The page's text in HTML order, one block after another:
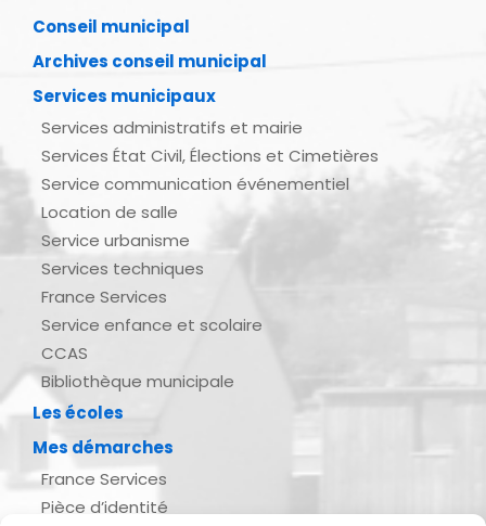
Conseil municipal
Archives conseil municipal
Services municipaux
Services administratifs et mairie
Services État Civil, Élections et Cimetières
Service communication événementiel
Location de salle
Service urbanisme
Services techniques
France Services
Service enfance et scolaire
CCAS
Bibliothèque municipale
Les écoles
Mes démarches
France Services
Pièce d’identité